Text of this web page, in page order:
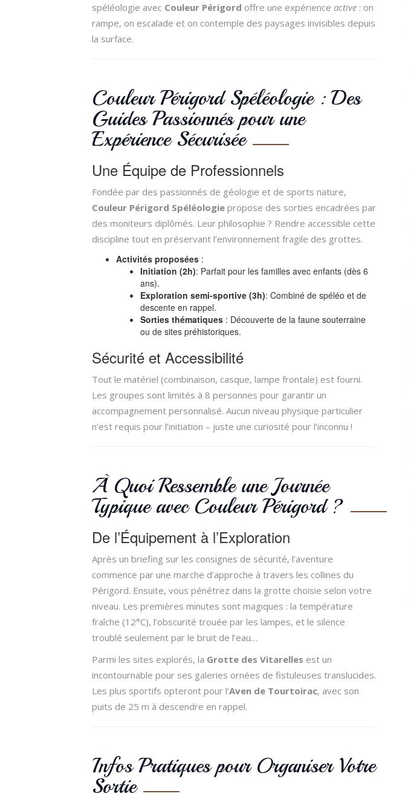
spéléologie avec Couleur Périgord offre une expérience active : on
rampe, on escalade et on contemple des paysages invisibles depuis
la surface.
Couleur Périgord Spéléologie : Des
Guides Passionnés pour une
Expérience Sécurisée
Une Équipe de Professionnels
Fondée par des passionnés de géologie et de sports nature,
Couleur Périgord Spéléologie propose des sorties encadrées par
des moniteurs diplômés. Leur philosophie ? Rendre accessible cette
discipline tout en préservant l’environnement fragile des grottes.
Activités proposées :
Initiation (2h): Parfait pour les familles avec enfants (dès 6
ans).
Exploration semi-sportive (3h): Combiné de spéléo et de
descente en rappel.
Sorties thématiques : Découverte de la faune souterraine
ou de sites préhistoriques.
Sécurité et Accessibilité
Tout le matériel (combinaison, casque, lampe frontale) est fourni.
Les groupes sont limités à 8 personnes pour garantir un
accompagnement personnalisé. Aucun niveau physique particulier
n’est requis pour l’initiation – juste une curiosité pour l’inconnu !
À Quoi Ressemble une Journée
Typique avec Couleur Périgord ?
De l’Équipement à l’Exploration
Après un briefing sur les consignes de sécurité, l’aventure
commence par une marche d’approche à travers les collines du
Périgord. Ensuite, vous pénétrez dans la grotte choisie selon votre
niveau. Les premières minutes sont magiques : la température
fraîche (12°C), l’obscurité trouée par les lampes, et le silence
troublé seulement par le bruit de l’eau…
Parmi les sites explorés, la Grotte des Vitarelles est un
incontournable pour ses galeries ornées de fistuleuses translucides.
Les plus sportifs opteront pour l’Aven de Tourtoirac, avec son
puits de 25 m à descendre en rappel.
Infos Pratiques pour Organiser Votre
Sortie